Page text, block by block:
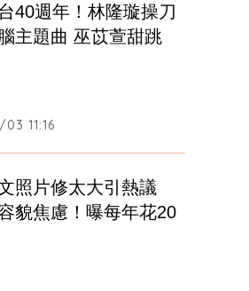
40週年！林隆璇操刀
主題曲 巫苡萱甜跳
11:16
照片修太大引熱議
貌焦慮！曝每年花20